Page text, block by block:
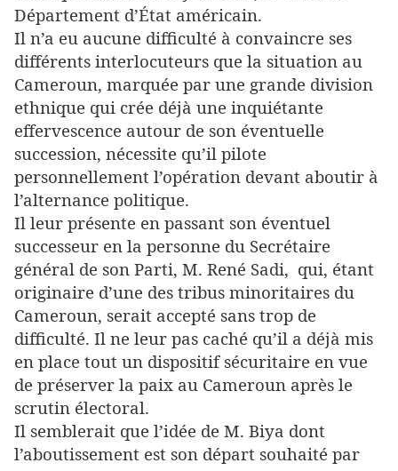
Département d’État américain.
Il n’a eu aucune difficulté à convaincre ses
différents interlocuteurs que la situation au
Cameroun, marquée par une grande division
ethnique qui crée déjà une inquiétante
effervescence autour de son éventuelle
succession, nécessite qu’il pilote
personnellement l’opération devant aboutir à
l’alternance politique.
Il leur présente en passant son éventuel
successeur en la personne du Secrétaire
général de son Parti, M. René Sadi, qui, étant
originaire d’une des tribus minoritaires du
Cameroun, serait accepté sans trop de
difficulté. Il ne leur pas caché qu’il a déjà mis
en place tout un dispositif sécuritaire en vue
de préserver la paix au Cameroun après le
scrutin électoral.
Il semblerait que l’idée de M. Biya dont
l’aboutissement est son départ souhaité par